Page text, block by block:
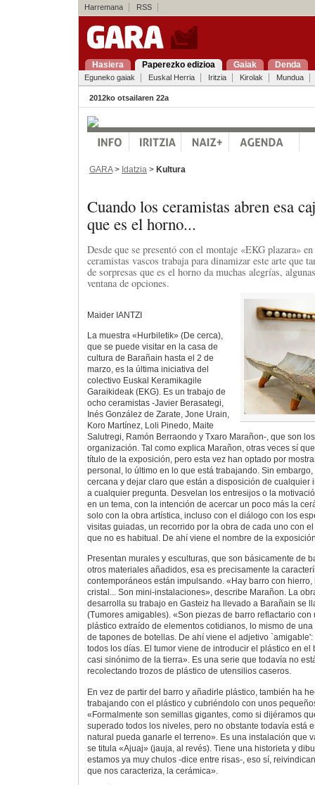
Harremana RSS
Hasiera Paperezko edizioa Gaiak Denda
Eguneko gaiak Euskal Herria Iritzia Kirolak Mundua
2012ko otsailaren 22a
GARA> Idatzia > Kultura
Cuando los ceramistas abren esa
que es el horno...
Desde que se presentó con el montaje «EKG plazara»
ceramistas vascos trabaja para dinamizar este arte que
de sorpresas que es el horno da muchas alegrías,
ventana de opciones.
Maider IANTZI
La muestra «Hurbiletik» (De cerca),
que se puede visitar en la casa de
cultura de Barañain hasta el 2 de
marzo, es la última iniciativa del
colectivo Euskal Keramikagile
Garaikideak (EKG). Es un trabajo de
ocho ceramistas -Javier Berasategi,
Inés González de Zarate, Jone Urain,
Koro Martínez, Loli Pinedo, Maite
Salutregi, Ramón Berraondo y Txaro Marañon-, que son
organización. Tal como explica Marañon, otras veces sí
título de la exposición, pero esta vez han optado por
personal, lo último en lo que está trabajando. Sin
cercana y dejar claro que están a disposición de cualquier
a cualquier pregunta. Desvelan los entresijos o la
en un tema, con la intención de acercar un poco más la
solo con la obra artística, incluso con el diálogo con los
visitas guiadas, un recorrido por la obra de cada uno con
que no es habitual. De ahí viene el nombre de la
Presentan murales y esculturas, que son básicamente de
otros materiales añadidos, esa es precisamente la
contemporáneos están impulsando. «Hay barro con
cristal... Son mini-instalaciones», describe Marañon. La
desarrolla su trabajo en Gasteiz ha llevado a Barañain se
(Tumores amigables). «Son piezas de barro reflactario con
plástico extraído de elementos cotidianos, lo mismo de
de tapones de botellas. De ahí viene el adjetivo
todos los días. El tumor viene de introducir el plástico en el
casi sinónimo de la tierra». Es una serie que todavía no
recolectando trozos de plástico de utensilios caseros.
En vez de partir del barro y añadirle plástico, también ha
trabajando con el plástico y cubriéndolo con unos
«Formalmente son semillas gigantes, como si dijéramos
superado todos los niveles, pero no obstante todavía está
natural pueda ganarle el terreno». Es una instalación que
se titula «Ajuaj» (jauja, al revés). Tiene una historieta y
estamos ya muy chulos -dice entre risas-, eso sí,
que nos caracteriza, la cerámica».